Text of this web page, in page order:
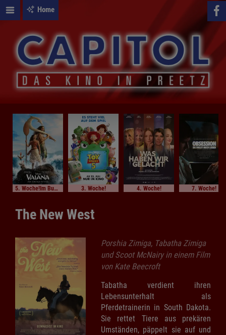
Home
5. Woche!Im Bundesstart 3. Woche! 4. Woche! 7. Woche!
The New West
Porshia Zimiga, Tabatha Zimiga
und Scoot McNairy in einem Film
von Kate Beecroft
Tabatha verdient ihren
Lebensunterhalt als
Pferdetrainerin in South Dakota.
Sie rettet Tiere aus prekären
Umständen, päppelt sie auf und